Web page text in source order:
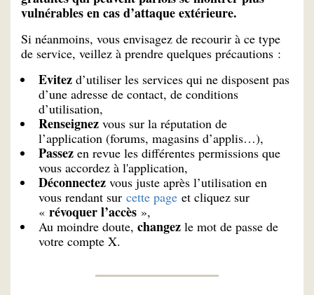
vulnérables en cas d’attaque extérieure.
Si néanmoins, vous envisagez de recourir à ce type
de service, veillez à prendre quelques précautions :
Evitez d’utiliser les services qui ne disposent pas
d’une adresse de contact, de conditions
d’utilisation,
Renseignez vous sur la réputation de
l’application (forums, magasins d’applis…),
Passez en revue les différentes permissions que
vous accordez à l'application,
Déconnectez vous juste après l’utilisation en
vous rendant sur cette page et cliquez sur
« révoquer l’accès »,
Au moindre doute, changez le mot de passe de
votre compte X.